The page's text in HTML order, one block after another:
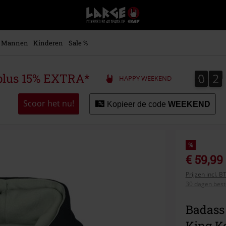
Large
–
Muziek-,
+
kleding
Mannen Kinderen Sale %
15% EXTRA* HAPPY WEEKEND 0
0 2
2
Scoor het nu! Kopieer de code WEEKEND
%
€ 59,99
Prijzen incl.
30 dagen